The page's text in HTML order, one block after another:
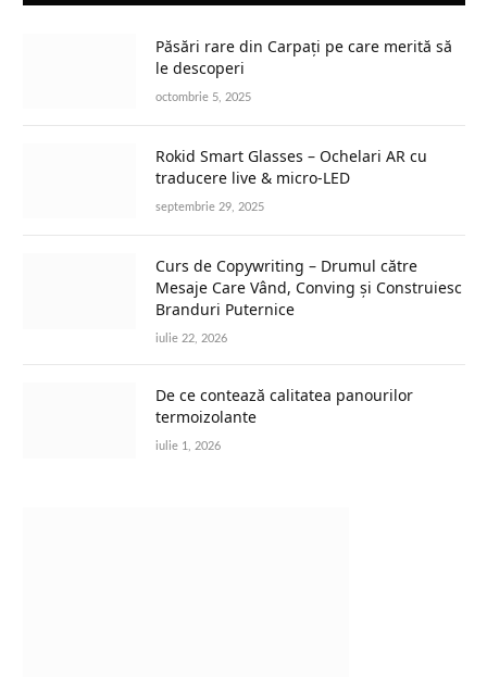
Păsări rare din Carpați pe care merită să
le descoperi
octombrie 5, 2025
Rokid Smart Glasses – Ochelari AR cu
traducere live & micro-LED
septembrie 29, 2025
Curs de Copywriting – Drumul către
Mesaje Care Vând, Conving și Construiesc
Branduri Puternice
iulie 22, 2026
De ce contează calitatea panourilor
termoizolante
iulie 1, 2026